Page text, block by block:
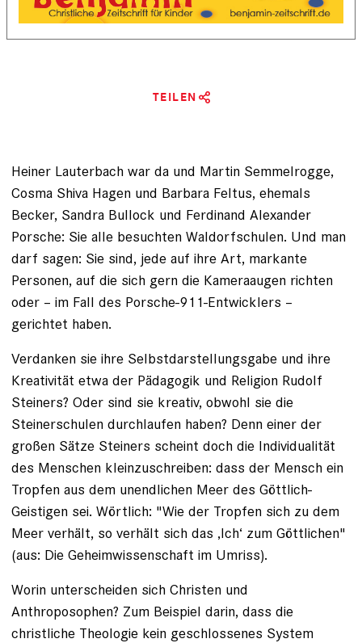
TEILEN
Heiner Lauterbach war da und Martin Semmelrogge,
Cosma Shiva Hagen und Barbara Feltus, ehemals
Becker, Sandra Bullock und Ferdinand Alexander
Porsche: Sie alle besuchten Wal­dorfschulen. Und man
darf sagen: Sie sind, jede auf ihre Art, markante
Personen, auf die sich gern die Kameraaugen richten
oder – im Fall des Porsche-911-Entwicklers –
gerichtet haben.
Verdanken sie ihre Selbstdarstellungsgabe und ihre
Kreativität etwa der Pädagogik und Religion Rudolf
Steiners? Oder sind sie kreativ, obwohl sie die
Steinerschulen durchlaufen haben? Denn einer der
großen Sätze Steiners scheint doch die Individualität
des Menschen kleinzuschreiben: dass der Mensch ein
Tropfen aus dem unendlichen Meer des Göttlich-
Geistigen sei. Wörtlich: "Wie der Tropfen sich zu dem
Meer verhält, so verhält sich das ‚Ich‘ zum Göttlichen"
(aus: Die Geheimwissenschaft im Umriss).
Worin unterscheiden sich Christen und
Anthroposophen? Zum Beispiel darin, dass die
christliche Theologie kein geschlossenes System